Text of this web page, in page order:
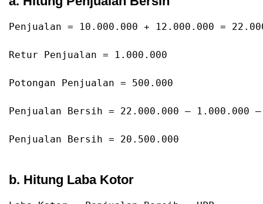
Penjualan = 10.000 .000 + 12.000 .000 =
Retur Penjualan = 1.000 .000
Potongan Penjualan = 500.000
Penjualan Bersih = 22.000 .000 – 1.000 .000
Penjualan Bersih = 20.500 .000
b. Hitung Laba Kotor